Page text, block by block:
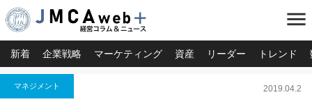
menu
新着 企業戦略 マーケティング 資産 リーダー トレンド
マネジメント 2019.04.2